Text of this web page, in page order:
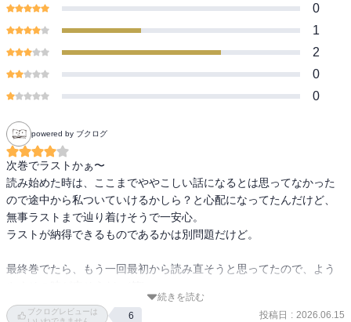
0
1
2
0
0
powered by ブクログ
次巻でラストかぁ〜
読み始めた時は、ここまでややこしい話になるとは思ってなかった
ので途中から私ついていけるかしら？と心配になってたんだけど、
無事ラストまで辿り着けそうで一安心。
ラストが納得できるものであるかは別問題だけど。
最終巻でたら、もう一回最初から読み直そうと思ってたので、よう
続きを読む
ブクログレビューは
6 投稿日 : 2026.06.15